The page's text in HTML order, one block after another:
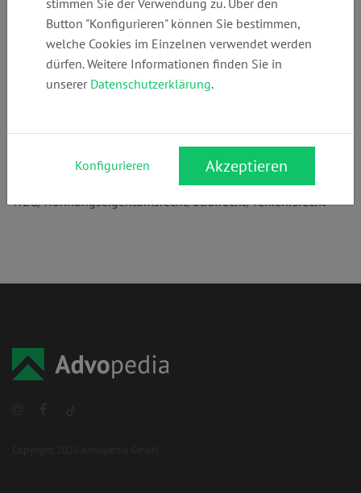
Anschrift:
Rechtsgebiete:
Arbeitsrecht,Bank- & Kapitalmarktrecht,Mietrecht,
Maklerrecht,
WEG/Wohnungseigentumsrecht,Strafrecht,Verkehrsrecht
Button "Konfigurieren" können Sie bestimmen,
welche Cookies im Einzelnen verwendet werden
dürfen. Weitere Informationen finden Sie in
unserer Datenschutzerklärung.
Konfigurieren Akzeptieren